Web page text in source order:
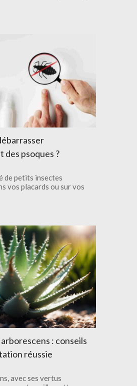
psoques ?
de petits insectes
vos placards ou sur vos
: conseils
réussie
avec ses vertus